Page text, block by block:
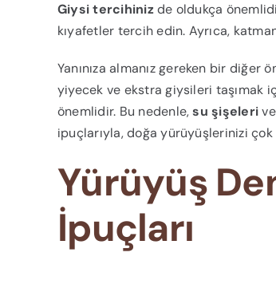
Giysi tercihinizde oldukça
kıyafetler tercih edin. Ayrıca,
Yanınıza almanız gereken bir diğer
yiyecek ve ekstra giysileri taşımak
önemlidir. Bu nedenle,su şişelerive
ipuçlarıyla, doğa yürüyüşlerinizi
Yürüyüş
İpuçları